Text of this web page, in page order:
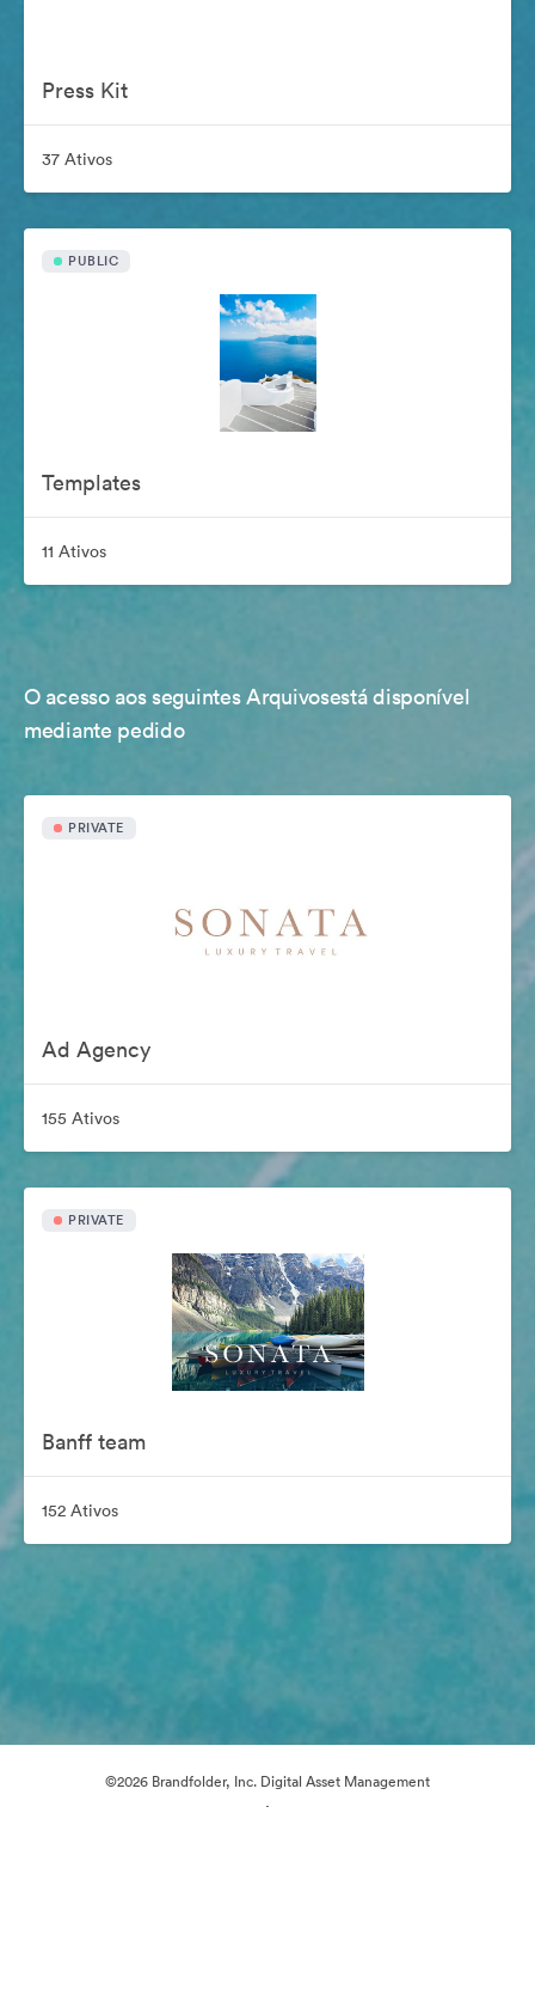
Press Kit
37 Ativos
PUBLIC
Templates
11 Ativos
O acesso aos seguintes Arquivosestá disponível
mediante pedido
PRIVATE
Ad Agency
155 Ativos
PRIVATE
Banff team
152 Ativos
©2026 Brandfolder, Inc. Digital Asset Management
·